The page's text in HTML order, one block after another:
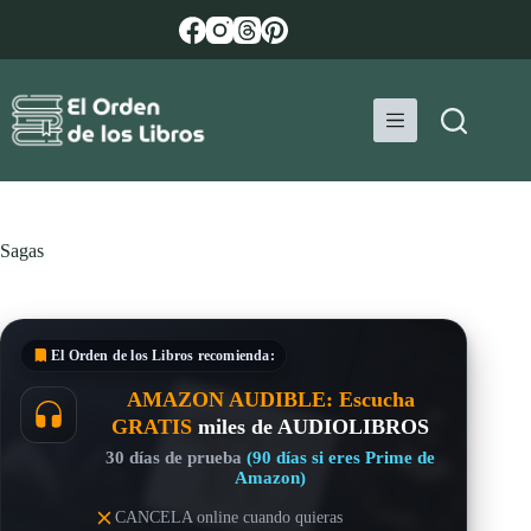
Sagas
El Orden de los Libros recomienda:
AMAZON AUDIBLE: Escucha
GRATIS miles de AUDIOLIBROS
30 días de prueba(90 días si eres Prime de
Amazon)
CANCELA online cuando quieras